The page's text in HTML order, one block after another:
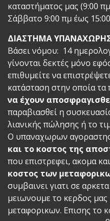
καταστήματος μας (9:00
Σάββατο 9:00 πμ έως
ΔΙΑΣΤΗΜΑ
Βάσει νόμου: 14
γίνονται δεκτές μόνο
επιθυμείτε να
κατάσταση στην οποία τα
να έχουν
παραβιασθεί η
λιανικής πώλησης ή το
Ο υπαναχωρων
και το κοστος της
που επιστρεφει, ακομα και
κοστος των
συμβαινει γιατι σε
μειωνουμε το κερδος
μεταφορικων. Επισης το